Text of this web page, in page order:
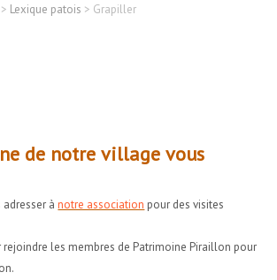
> Lexique patois > Grapiller
de notre village vous
adresser ànotre association pour des visites
rejoindre les membres de Patrimoine Piraillon pour